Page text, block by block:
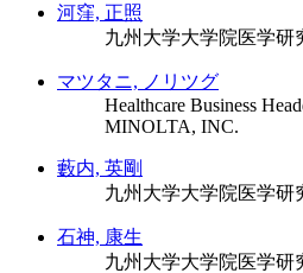
河窪, 正照
九州大学大学院医学研
マツタニ, ノリツグ
Healthcare Business
MINOLTA, INC.
藪内, 英剛
九州大学大学院医学研
石神, 康生
九州大学大学院医学研